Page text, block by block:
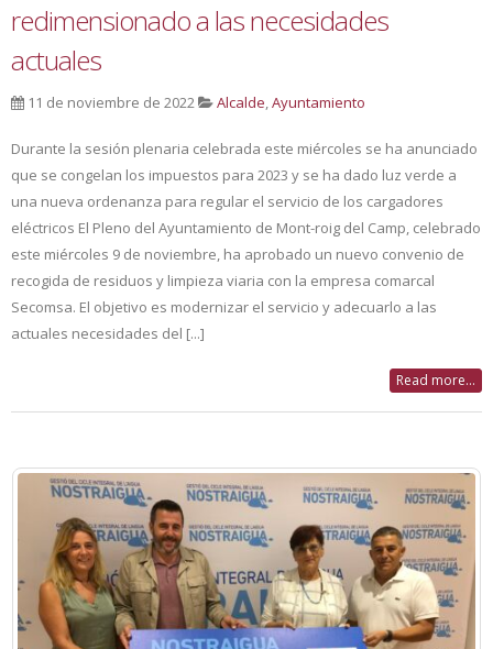
redimensionado a las necesidades
actuales
11 de noviembre de 2022 Alcalde,Ayuntamiento
Durante la sesión plenaria celebrada este miércoles se ha anunciado
que se congelan los impuestos para 2023 y se ha dado luz verde a
una nueva ordenanza para regular el servicio de los cargadores
eléctricos El Pleno del Ayuntamiento de Mont-roig del Camp, celebrado
este miércoles 9 de noviembre, ha aprobado un nuevo convenio de
recogida de residuos y limpieza viaria con la empresa comarcal
Secomsa. El objetivo es modernizar el servicio y adecuarlo a las
actuales necesidades del [...]
Read more...